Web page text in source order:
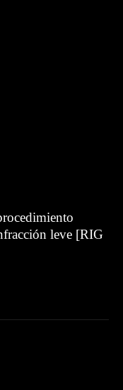
leve [RIG